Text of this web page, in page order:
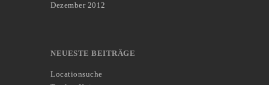
Dezember 2012
NEUESTE BEITRÄGE
Locationsuche